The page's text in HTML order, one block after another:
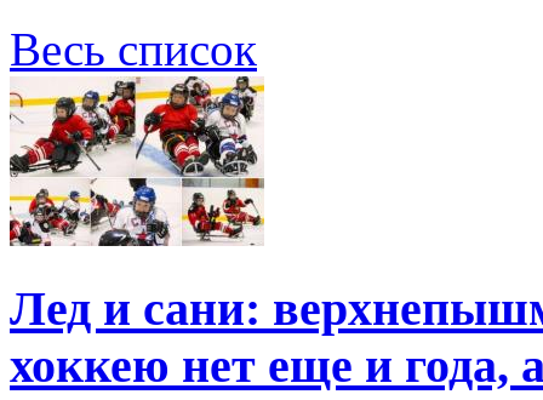
Весь список
Лед и сани:
хоккею нет еще и года,